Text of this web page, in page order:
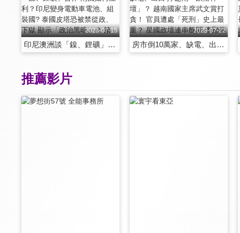
2023-07-15
印尼澳洲談「鎳、鋰礦」合作 兩國如何互利？印尼變身電動車電池、組裝國? 泰國皮塔恐被禁從政、下獄 顯示「政治黑暗」？ 第204集
2023-07-22
房市倒10萬家、缺電、出口弱 越南「跌落神壇」？ 越南國家主席武文賞打貪！ 官員遭處「死刑」史上最重？ 星國政壇連串醜聞 李顯龍如何交棒？ 第205集
推薦影片